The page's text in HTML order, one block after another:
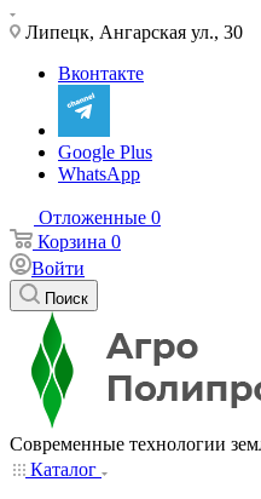
Липецк, Ангарская ул., 30
Вконтакте
Google Plus
WhatsApp
Отложенные 0
Корзина 0
Войти
Поиск
Современные технологии
Каталог